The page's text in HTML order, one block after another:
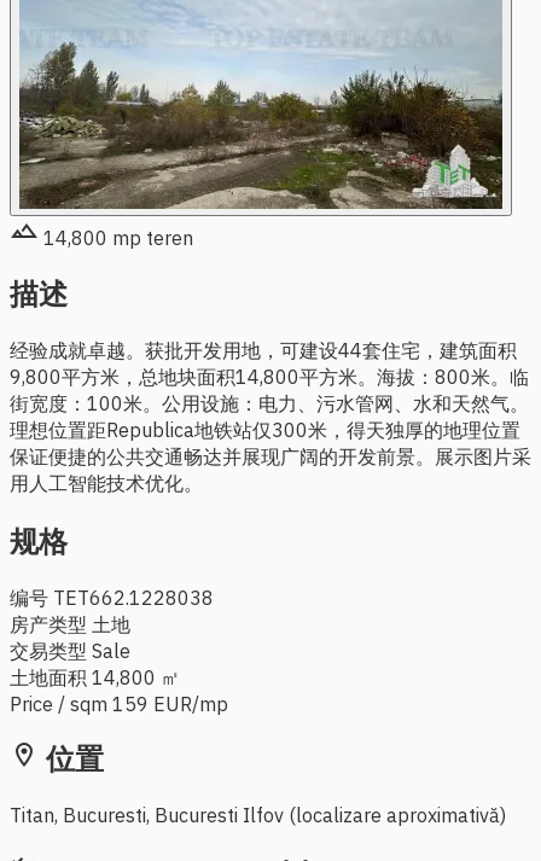
terrain 14,800 mp teren
描述
经验成就卓越。获批开发用地，可建设44套住宅，建筑面积
9,800平方米，总地块面积14,800平方米。海拔：800米。临
街宽度：100米。公用设施：电力、污水管网、水和天然气。
理想位置距Republica地铁站仅300米，得天独厚的地理位置
保证便捷的公共交通畅达并展现广阔的开发前景。展示图片采
用人工智能技术优化。
规格
编号 TET662.1228038
房产类型 土地
交易类型 Sale
土地面积 14,800 ㎡
Price / sqm 159 EUR/mp
location_on 位置
Titan, Bucuresti, Bucuresti Ilfov (localizare aproximativă)
Leaflet|© OpenStreetMap